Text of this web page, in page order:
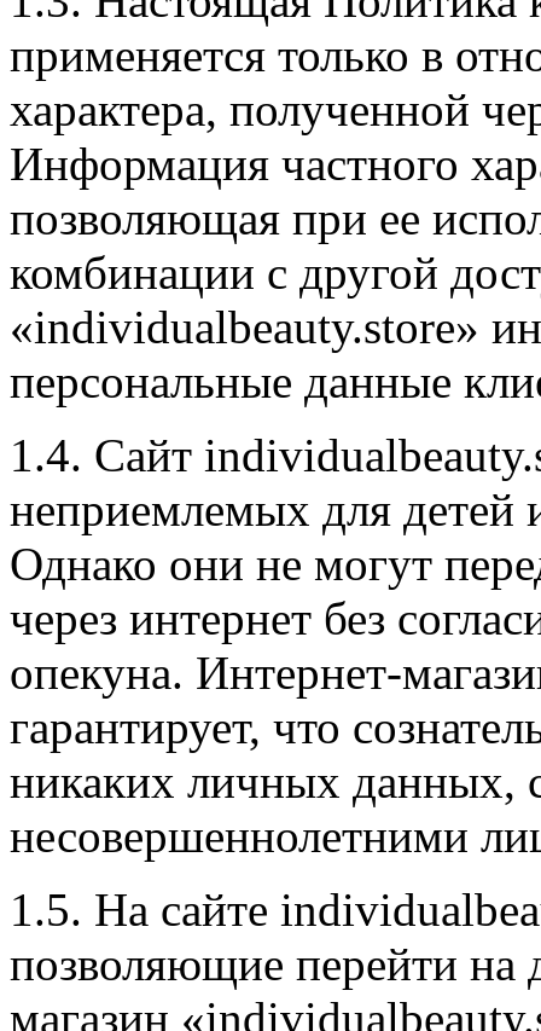
применяется только в
характера, полученной
Информация частного
позволяющая при ее
комбинации с другой
«individualbeauty.store»
персональные данные
1.4. Сайт
неприемлемых для детей
Однако они не могут
через интернет без
опекуна. Интернет-
гарантирует, что
никаких личных данных,
несовершеннолетними
1.5. На сайте
позволяющие перейти на
магазин